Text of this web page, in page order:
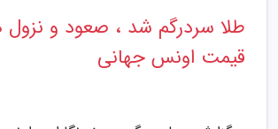
طلا سردرگم شد ، صعود و نزول
قیمت اونس جهانی